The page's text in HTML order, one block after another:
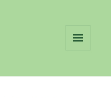
WIDGETS